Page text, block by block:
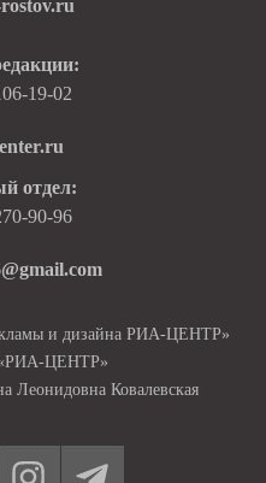
19-02
отдел:
90-96
и дизайна РИА-ЦЕНТР»
ЦЕНТР»
Леонидовна Ковалевская